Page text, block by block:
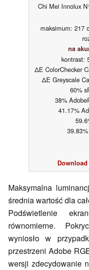
Chi Mei Innolux
maksimum: 217
na
kontrast:
ΔE ColorChecker
ΔE Greyscale
60%
38%
41.17%
Maksymalna
średnia wartość dla
Podświetlenie
równomierne.
wyniosło w
przestrzeni Adobe
wersji zdecydowanie